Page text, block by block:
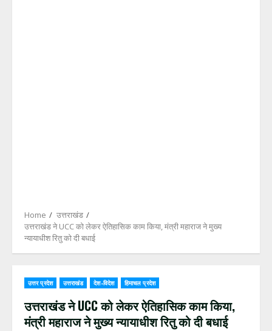
Home
उत्तराखंड
उत्तराखंड ने UCC को लेकर ऐतिहासिक काम किया, मंत्री महाराज ने मुख्य
न्यायाधीश रितु को दी बधाई
उत्तर प्रदेश उत्तराखंड देश-विदेश हिमाचल प्रदेश
उत्तराखंड ने UCC को लेकर ऐतिहासिक काम किया,
मंत्री महाराज ने मुख्य न्यायाधीश रितु को दी बधाई